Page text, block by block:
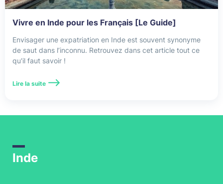
Assurance santé USA
Australie
Brésil
Vivre en Inde pour les Français [Le Guide]
Envisager une expatriation en Inde est souvent synonyme
de saut dans l’inconnu. Retrouvez dans cet article tout ce
qu'il faut savoir !
Lire la suite
Inde